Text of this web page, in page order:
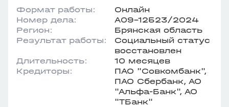
Формат работы:
Онлайн
Номер дела:
А09-12523/2024
Регион:
Брянская область
Результат работы:
Социальный статус
восстановлен
Длительность:
10 месяцев
Кредиторы:
ПАО "Совкомбанк",
ПАО Сбербанк, АО
"Альфа-Банк", АО
"ТБанк"